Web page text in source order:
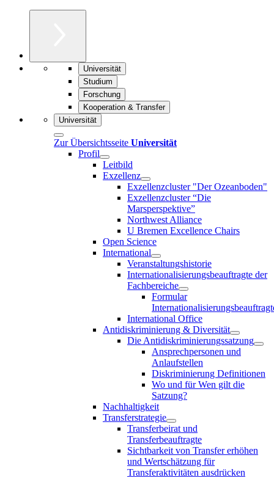
Universität
Studium
Forschung
Kooperation & Transfer
Universität
Zur Übersichtsseite Universität
Profil
Leitbild
Exzellenz
Exzellenzcluster "Der Ozeanboden"
Exzellenzcluster “Die
Marsperspektive”
Northwest Alliance
U Bremen Excellence Chairs
Open Science
International
Veranstaltungshistorie
Internationalisierungsbeauftragte der
Fachbereiche
Formular
International Office
Antidiskriminierung & Diversität
Die Antidiskriminierungssatzung
Ansprechpersonen und
Anlaufstellen
Diskriminierung Definitionen
Wo und für Wen gilt die
Satzung?
Nachhaltigkeit
Transferstrategie
Transferbeirat und
Transferbeauftragte
Sichtbarkeit von Transfer erhöhen
und Wertschätzung für
Transferaktivitäten ausdrücken